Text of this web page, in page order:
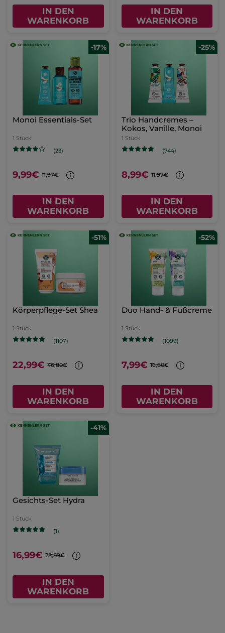
IN DEN
WARENKORB
IN DEN
WARENKORB
-17%
Monoi Essentials-Set
1 Stück
(23)
9,99€ 11,97€
IN DEN
WARENKORB
-25%
Trio Handcremes –
Kokos, Vanille, Monoi
1 Stück
(744)
8,99€ 11,97€
IN DEN
WARENKORB
-51%
Körperpflege-Set Shea
1 Stück
(1107)
22,99€ 46,80€
IN DEN
WARENKORB
-52%
Duo Hand- & Fußcreme
1 Stück
(1099)
7,99€ 16,80€
IN DEN
WARENKORB
-41%
Gesichts-Set Hydra
1 Stück
(1)
16,99€ 28,89€
IN DEN
WARENKORB